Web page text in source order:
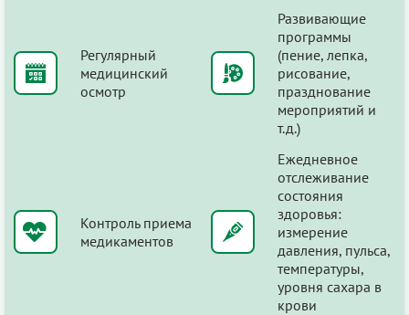
Регулярный
медицинский
осмотр
Развивающие
программы
(пение, лепка,
рисование,
празднование
мероприятий и
т.д.)
Контроль приема
медикаментов
Ежедневное
отслеживание
состояния
здоровья:
измерение
давления, пульса,
температуры,
уровня сахара в
крови